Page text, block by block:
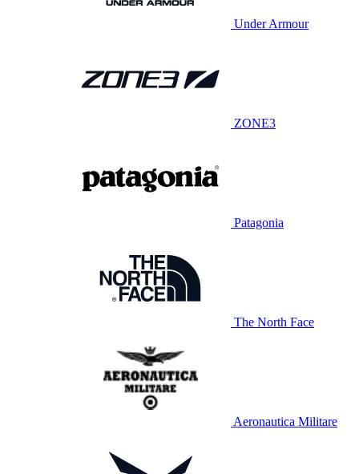
Under Armour
ZONE3
Patagonia
The North Face
Aeronautica Militare